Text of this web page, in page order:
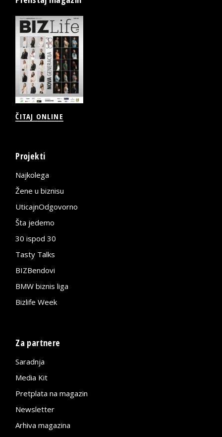
ČITAJ ONLINE
Projekti
Najkolega
Žene u biznisu
UticajnOdgovorno
Šta jedemo
30 ispod 30
Tasty Talks
BIZBendovi
BMW biznis liga
Bizlife Week
Za partnere
Saradnja
Media Kit
Pretplata na magazin
Newsletter
Arhiva magazina